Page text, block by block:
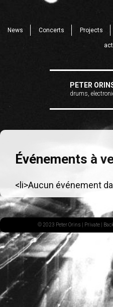
News Concerts Projects
act
PETER
drums,
Événements à
<li>Aucun événement
© 2023 Peter Orins | Private |